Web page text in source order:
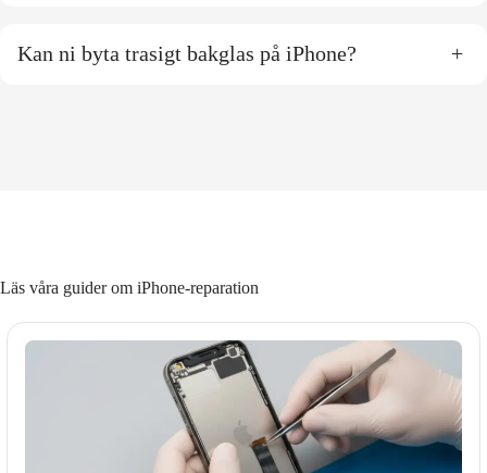
Kan ni byta trasigt bakglas på iPhone? +
Läs våra guider om iPhone-reparation